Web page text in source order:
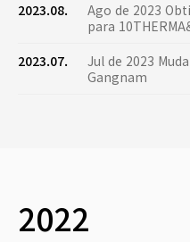
2023.08.
Ago de 2023
para
2023.07.
Jul de 2023
Gangnam
2022